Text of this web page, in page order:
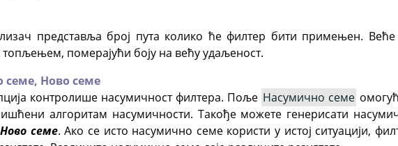
представља број пута колико ће филтер бити примењен. Веће
померајући боју на већу удаљеност.
семе, Ново семе
контролише насумичност филтера. Поље Насумично семе
алгоритам насумичности. Такође можете генерисати
Ново семе. Ако се исто насумично семе користи у истој ситуацији,